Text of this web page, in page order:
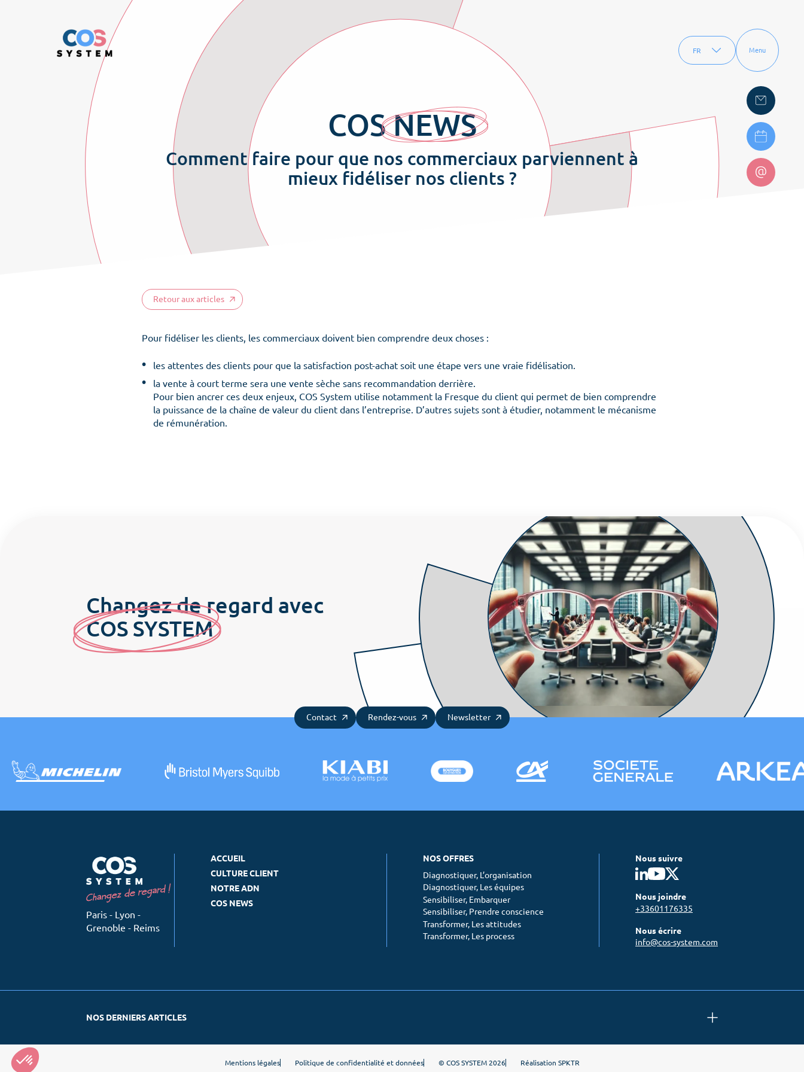
FR Menu
Menu
Les équipes
Prendre conscience
Les attitudes Les process
COS News
Contactez-nous
Prendre rendez-vous
Newsletter
COSNEWS
Comment faire pour que nos commerciaux parviennent à
mieux fidéliser nos clients ?
Retour aux articles
Pour fidéliser les clients, les commerciaux doivent bien comprendre deux choses :
les attentes des clients pour que la satisfaction post-achat soit une étape vers une vraie fidélisation.
la vente à court terme sera une vente sèche sans recommandation derrière.
Pour bien ancrer ces deux enjeux, COS System utilise notamment la Fresque du client qui permet de bien comprendre
la puissance de la chaîne de valeur du client dans l’entreprise. D’autres sujets sont à étudier, notamment le mécanisme
de rémunération.
Changez de regard avec
COS SYSTEM
Contact Rendez-vous Newsletter
Paris - Lyon -
Grenoble - Reims
ACCUEIL
CULTURE CLIENT
NOTRE ADN
COS NEWS
NOS OFFRES
Diagnostiquer, L’organisation
Diagnostiquer, Les équipes
Sensibiliser, Embarquer
Sensibiliser, Prendre conscience
Transformer, Les attitudes
Transformer, Les process
Nous suivre
Nous joindre
+33601176335
Nous écrire
info@cos-system.com
NOS DERNIERS ARTICLES
Mentions légales Politique de confidentialité et données © COS SYSTEM 2026 Réalisation SPKTR